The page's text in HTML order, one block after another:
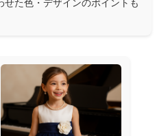
せた色・デザインのポイントも